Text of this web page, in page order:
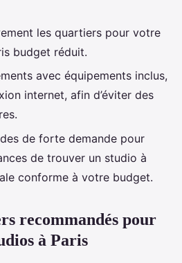
les quartiers pour votre
budget réduit.
avec équipements inclus,
internet, afin d’éviter des
de forte demande pour
de trouver un studio à
conforme à votre budget.
recommandés pour
à Paris